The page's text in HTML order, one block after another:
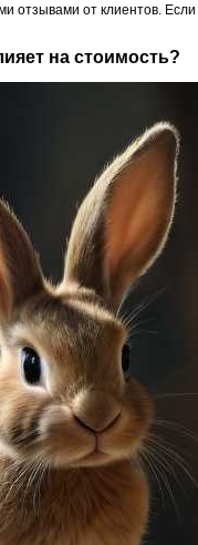
от клиентов. Если
на стоимость?